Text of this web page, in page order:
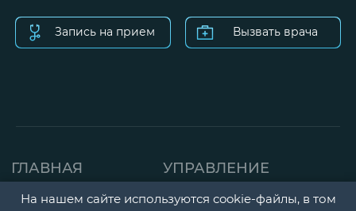
ГЛАВНАЯ
УПРАВЛЕНИЕ
ДЕТСКАЯ
Запись на прием Вызвать врача
На нашем сайте используются cookie-файлы, в том